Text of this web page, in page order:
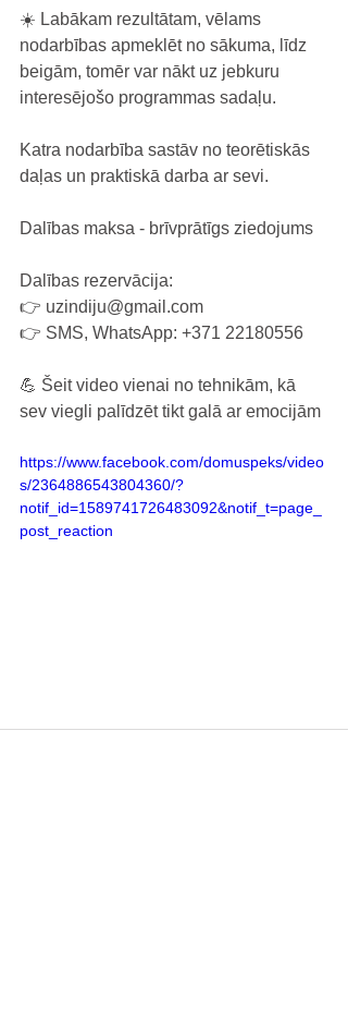
☀️ Labākam rezultātam, vēlams
nodarbības apmeklēt no sākuma, līdz
beigām, tomēr var nākt uz jebkuru
interesējošo programmas sadaļu.
Katra nodarbība sastāv no teorētiskās
daļas un praktiskā darba ar sevi.
Dalības maksa - brīvprātīgs ziedojums
Dalības rezervācija:
👉 uzindiju@gmail.com
👉 SMS, WhatsApp: +371 22180556
💪 Šeit video vienai no tehnikām, kā
sev viegli palīdzēt tikt galā ar emocijām
https://www.facebook.com/domuspeks/video
s/2364886543804360/?
notif_id=1589741726483092&notif_t=page_
post_reaction